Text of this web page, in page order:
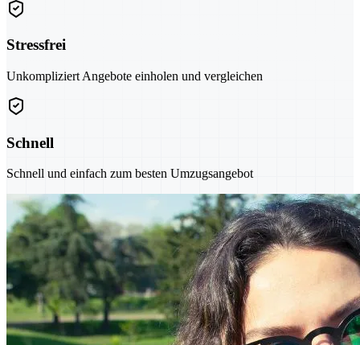
Stressfrei
Unkompliziert Angebote einholen und vergleichen
Schnell
Schnell und einfach zum besten Umzugsangebot